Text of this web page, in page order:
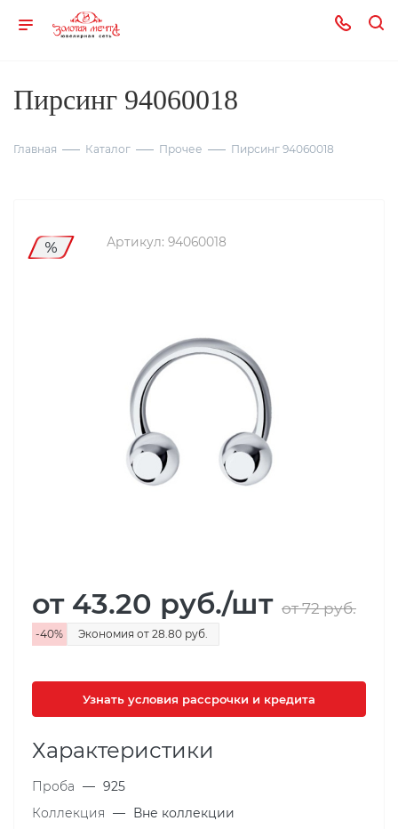
Пирсинг 94060018
Главная Каталог Прочее Пирсинг 94060018
Артикул: 94060018
от 43.20 руб./шт от 72руб.
-40% Экономия от 28.80 руб.
Узнать условия рассрочки и кредита
Характеристики
Проба — 925
Коллекция — Вне коллекции